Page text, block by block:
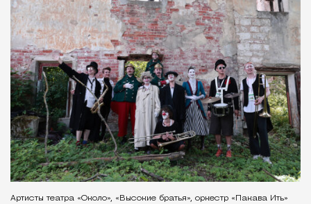
Артисты театра «Около», «Высокие братья», оркестр «Пакава Ить»